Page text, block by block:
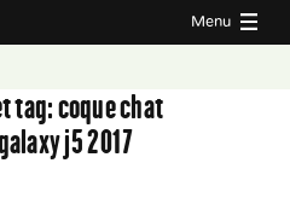
Menu
tag:coque chat
j5 2017